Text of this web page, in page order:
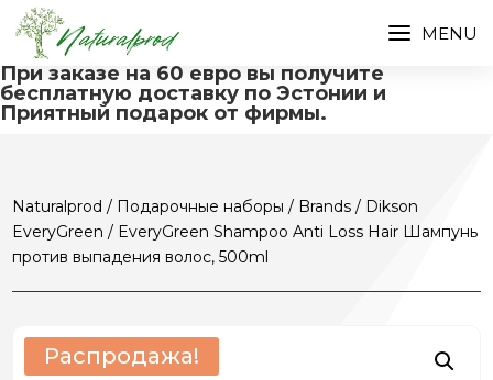
При заказе на 60 евро вы получите
бесплатную доставку по Эстонии и
Приятный подарок от фирмы.
Naturalprod / Подарочные наборы / Brands / Dikson
EveryGreen / EveryGreen Shampoo Anti Loss Hair Шампунь
против выпадения волос, 500ml
Распродажа!